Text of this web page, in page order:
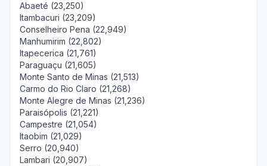
Abaeté (23,250)
Itambacuri (23,209)
Conselheiro Pena (22,949)
Manhumirim (22,802)
Itapecerica (21,761)
Paraguaçu (21,605)
Monte Santo de Minas (21,513)
Carmo do Rio Claro (21,268)
Monte Alegre de Minas (21,236)
Paraisópolis (21,221)
Campestre (21,054)
Itaobim (21,029)
Serro (20,940)
Lambari (20,907)